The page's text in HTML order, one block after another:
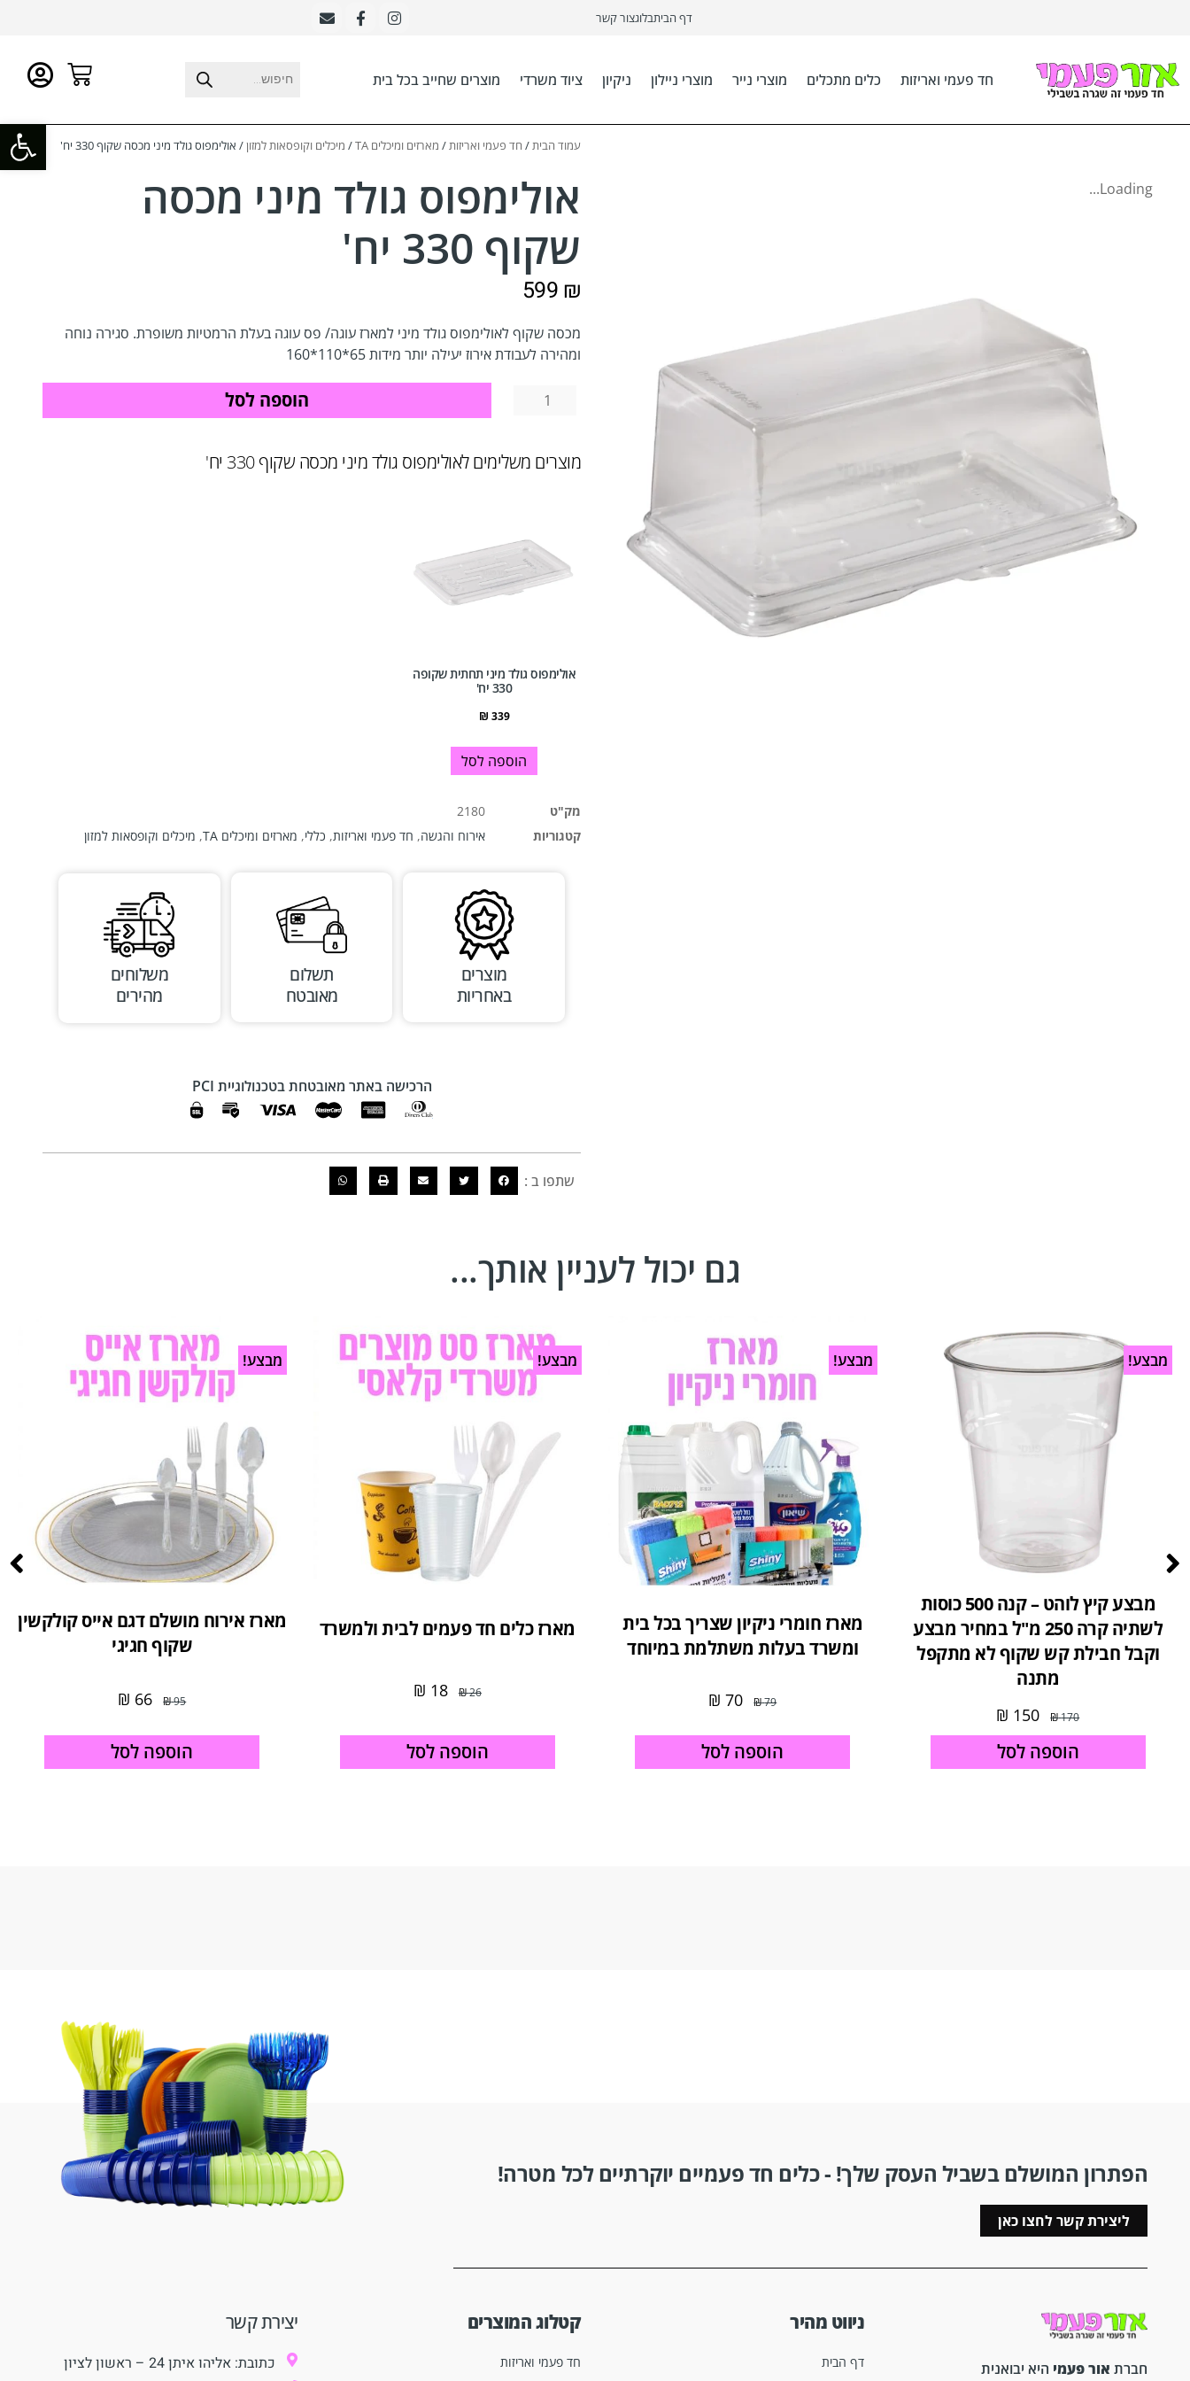
דף הביתבלוגצור קשר
חד פעמי ואריזות כלים מתכלים מוצרי נייר מוצרי ניילון ניקיון ציוד משרדי מוצרים שחייב בכל בית
Loading...
עמוד הבית/ חד פעמי ואריזות/ מארזים ומיכלים TA / מיכלים וקופסאות למזון/ אולימפוס גולד מיני מכסה שקוף 330 יח'
אולימפוס גולד מיני מכסה
שקוף 330 יח'
599₪
מכסה שקוף לאולימפוס גולד מיני למארז עוגה/ פס עוגה בעלת הרמטיות משופרת. סגירה נוחה
ומהירה לעבודת אירוז יעילה יותר מידות 65*110*160
הוספה לסל
מוצרים משלימים לאולימפוס גולד מיני מכסה שקוף 330 יח'
אולימפוס גולד מיני תחתית שקופה
330 יח'
339
₪
הוספה לסל
מק"ט
2180
קטגוריות
אירוח והגשה, חד פעמי ואריזות, כללי, מארזים ומיכלים TA , מיכלים וקופסאות למזון
מוצרים
באחריות
תשלום
מאובטח
משלוחים
מהירים
הרכישה באתר מאובטחת בטכנולוגיית PCI
שתפו ב :
גם יכול לעניין אותך...
מבצע!
מבצע קיץ לוהט – קנה 500 כוסות
לשתיה קרה 250 מ"ל במחיר מבצע
וקבל חבילת קש שקוף לא מתקפל
מתנה
170
₪
150
₪
הוספה לסל
מבצע!
מארז חומרי ניקיון שצריך בכל בית
ומשרד בעלות משתלמת במיוחד
79
₪
70
₪
הוספה לסל
מבצע!
מארז כלים חד פעמים לבית ולמשרד
26
₪
18
₪
הוספה לסל
מבצע!
מארז אירוח מושלם דגם אייס קולקשין
שקוף חגיגי
95
₪
66
₪
הוספה לסל
הפתרון המושלם בשביל העסק שלך! - כלים חד פעמיים יוקרתיים לכל מטרה!
ליצירת קשר לחצו כאן
חברת אור פעמי היא יבואנית
ניווט מהיר
דף הבית
קטלוג המוצרים
חד פעמי ואריזות
יצירת קשר
כתובת: אליהו איתן 24 – ראשון לציון
פתח